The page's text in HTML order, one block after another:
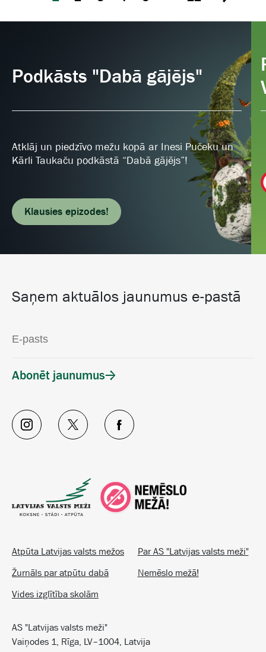
Podkāsts "Dabā gājējs"
Atklāj un piedzīvo mežu kopā ar Inesi Pučeku un
Kārli Taukaču podkāstā “Dabā gājējs”!
Klausies epizodes!
Atpūta Latvijas valsts mežos
Par AS "Latvijas valsts meži"
Žurnāls par atpūtu dabā
Nemēslo mežā!
Vides izglītība skolām
AS "Latvijas valsts meži"
Vaiņodes 1, Rīga, LV–1004, Latvija
Saņem aktuālos jaunumus e-pastā
Abonēt jaunumus